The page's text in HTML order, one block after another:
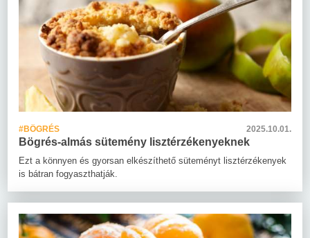
#BÖGRÉS 2025.10.01.
Bögrés-almás sütemény lisztérzékenyeknek
Ezt a könnyen és gyorsan elkészíthető süteményt lisztérzékenyek
is bátran fogyaszthatják.